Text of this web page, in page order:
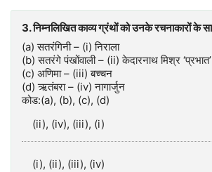
3. निम्नलिखित काव्य ग्रंथों को उनके रचनाकारों के
(a) सतरंगिनी – (i) निराला
(b) सतरंगे पंखोंवाली – (ii) केदारनाथ मिश्र ‘प्रभात’
(c) अणिमा – (iii) बच्चन
(d) ऋतंबरा – (iv) नागार्जुन
कोड:(a), (b), (c), (d)
(ii), (iv), (iii), (i)
(i), (ii), (iii), (iv)